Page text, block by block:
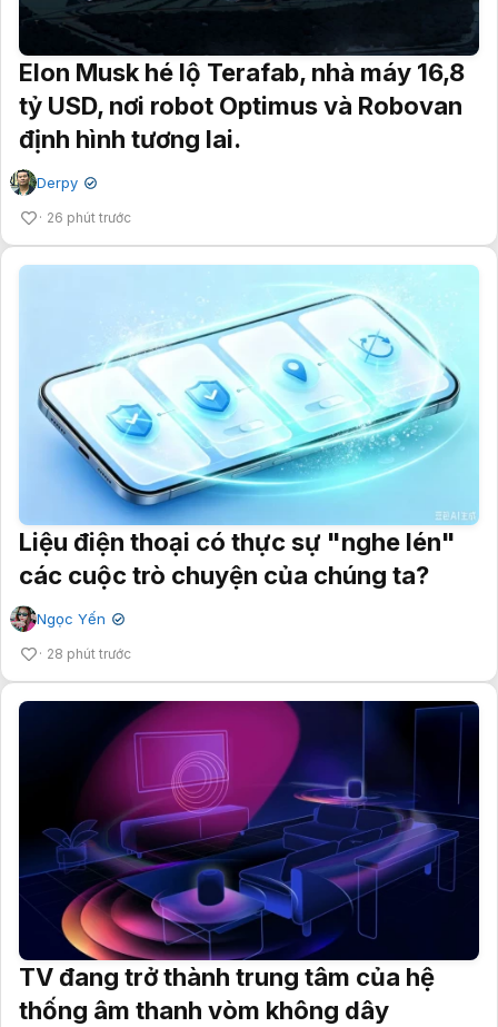
Elon Musk hé lộ Terafab, nhà máy 16,8
tỷ USD, nơi robot Optimus và Robovan
định hình tương lai.
Derpy ✔
26 phút trước
Liệu điện thoại có thực sự "nghe lén"
các cuộc trò chuyện của chúng ta?
Ngọc Yến ✔
28 phút trước
TV đang trở thành trung tâm của hệ
thống âm thanh vòm không dây